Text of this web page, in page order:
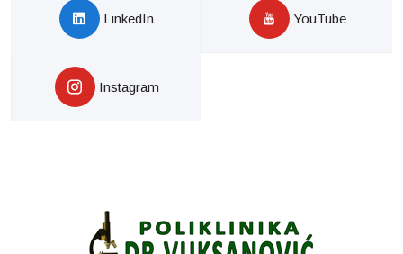
LinkedIn YouTube
Instagram